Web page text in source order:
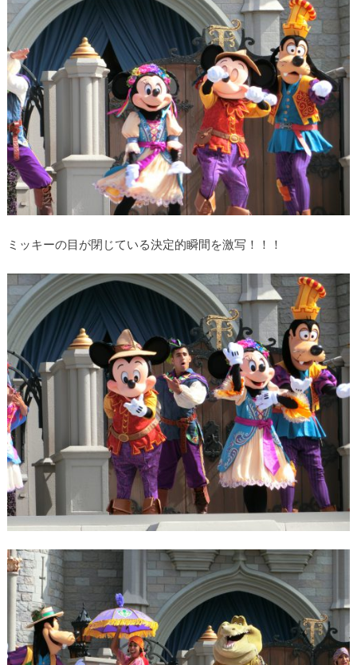
ミッキーの目が閉じている決定的瞬間を激写！！！